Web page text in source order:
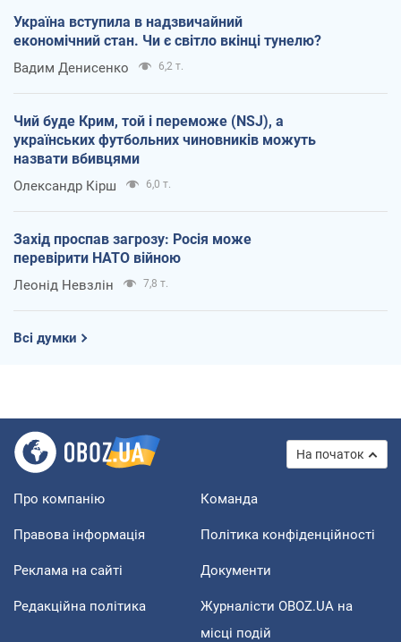
Україна вступила в надзвичайний
економічний стан. Чи є світло вкінці тунелю?
Вадим Денисенко 6,2 т.
Чий буде Крим, той і переможе (NSJ), а
українських футбольних чиновників можуть
назвати вбивцями
Олександр Кірш 6,0 т.
Захід проспав загрозу: Росія може
перевірити НАТО війною
Леонід Невзлін 7,8 т.
Всі думки
На початок
Про компанію Команда
Правова інформація Політика конфіденційності
Реклама на сайті Документи
Редакційна політика
Журналісти OBOZ.UA на
місці подій